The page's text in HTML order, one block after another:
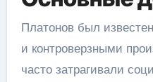
Платонов был
и контроверзными
часто затрагивали